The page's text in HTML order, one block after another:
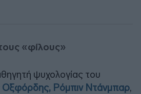
«φίλους»
ψυχολογίας του
Οξφόρδης, Ρόμπιν Ντάνμπαρ,